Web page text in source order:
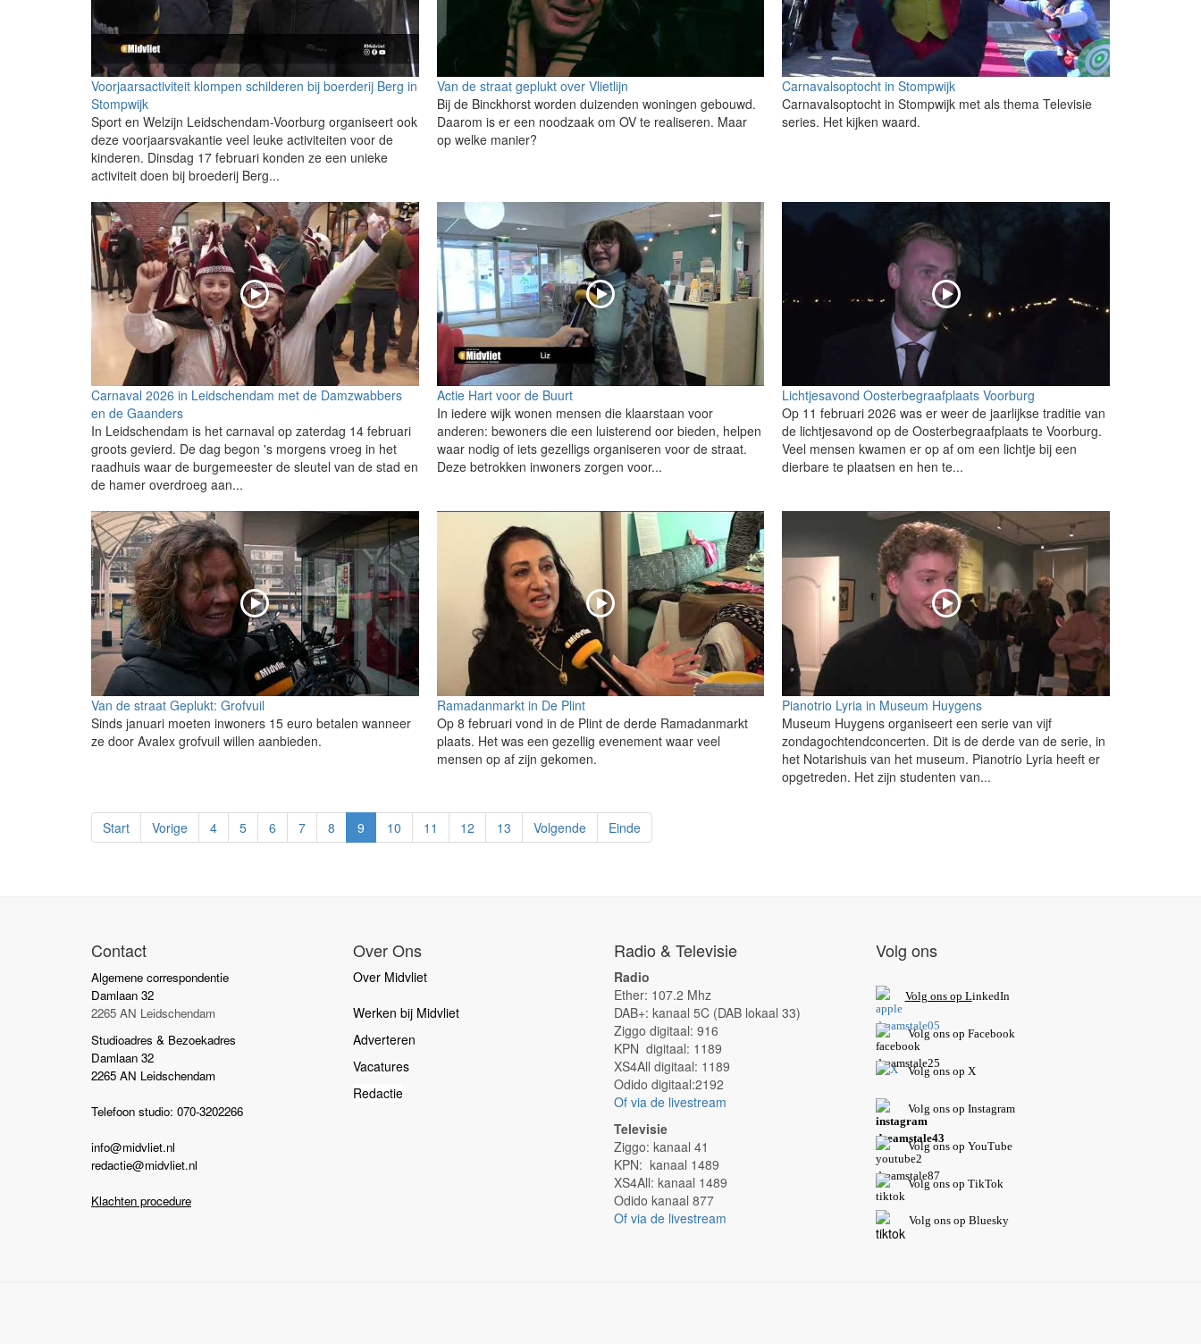
Voorjaarsactiviteit klompen schilderen bij boerderij Berg in
Stompwijk
Sport en Welzijn Leidschendam-Voorburg organiseert ook
deze voorjaarsvakantie veel leuke activiteiten voor de
kinderen. Dinsdag 17 februari konden ze een unieke
activiteit doen bij broederij Berg...
Van de straat geplukt over Vlietlijn
Bij de Binckhorst worden duizenden woningen gebouwd.
Daarom is er een noodzaak om OV te realiseren. Maar
op welke manier?
Carnavalsoptocht in Stompwijk
Carnavalsoptocht in Stompwijk met als thema Televisie
series. Het kijken waard.
Carnaval 2026 in Leidschendam met de Damzwabbers
en de Gaanders
In Leidschendam is het carnaval op zaterdag 14 februari
groots gevierd. De dag begon 's morgens vroeg in het
raadhuis waar de burgemeester de sleutel van de stad en
de hamer overdroeg aan...
Actie Hart voor de Buurt
In iedere wijk wonen mensen die klaarstaan voor
anderen: bewoners die een luisterend oor bieden, helpen
waar nodig of iets gezelligs organiseren voor de straat.
Deze betrokken inwoners zorgen voor...
Lichtjesavond Oosterbegraafplaats Voorburg
Op 11 februari 2026 was er weer de jaarlijkse traditie van
de lichtjesavond op de Oosterbegraafplaats te Voorburg.
Veel mensen kwamen er op af om een lichtje bij een
dierbare te plaatsen en hen te...
Van de straat Geplukt: Grofvuil
Sinds januari moeten inwoners 15 euro betalen wanneer
ze door Avalex grofvuil willen aanbieden.
Ramadanmarkt in De Plint
Op 8 februari vond in de Plint de derde Ramadanmarkt
plaats. Het was een gezellig evenement waar veel
mensen op af zijn gekomen.
Pianotrio Lyria in Museum Huygens
Museum Huygens organiseert een serie van vijf
zondagochtendconcerten. Dit is de derde van de serie, in
het Notarishuis van het museum. Pianotrio Lyria heeft er
opgetreden. Het zijn studenten van...
Start Vorige 4 5 6 7 8 9 10 11 12 13 Volgende Einde
Contact
Algemene correspondentie
Damlaan 32
2265 AN Leidschendam
Studioadres & Bezoekadres
Damlaan 32
2265 AN Leidschendam
Telefoon studio: 070-3202266
info@midvliet.nl
redactie@midvliet.nl
Klachten procedure
Over Ons
Over Midvliet
Werken bij Midvliet
Adverteren
Vacatures
Redactie
Radio & Televisie
Radio
Ether: 107.2 Mhz
DAB+: kanaal 5C (DAB lokaal 33)
Ziggo digitaal: 916
KPN digitaal: 1189
XS4All digitaal: 1189
Odido digitaal:2192
Of via de livestream
Televisie
Ziggo: kanaal 41
KPN: kanaal 1489
XS4All: kanaal 1489
Odido kanaal 877
Of via de livestream
Volg ons
Volg ons op LinkedIn
Volg ons op Facebook
Volg ons op X
Volg ons op Instagram
Volgons op YouTube
Volg ons op TikTok
Volg ons op Bluesky